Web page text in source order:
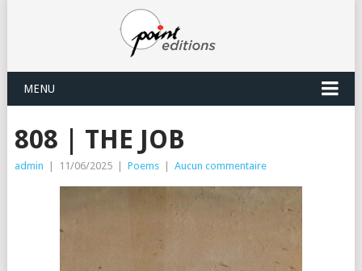
MENU
808 | THE JOB
admin 11/06/2025 Poems Aucun commentaire